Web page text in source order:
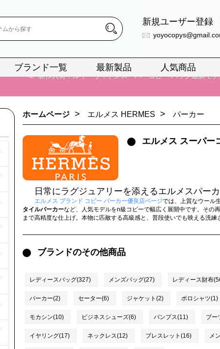
新規ユーザー登録
ブランド一覧 最新製品 人気商品
📢 当店は正真正銘のn級スーパーコピーのみ取扱い。最高
2026春の新作続々更新中！期間中のご注文で
📢 新作入荷！ルイ・ヴィトンスーパーコピー バッグ最新モ
ホームページ > エルメス HERMES > パーカー
エルメス スーパー
日常にラグジュアリーを添えるエルメスパー
エルメス ブランド コピー パーカー優良店ページでは、上質なウール
タイルパーカーなど、人気モデルをn級コピーで幅広く展開中です。その
まで高精度な仕上げ。本物に匹敵する高級感と、普段使いでも映える洗練
ブランドのその他商品
レディースバッグ(327) メンズバッグ(27) レディース財布
パーカー(2) セーター(6) ジャケット(2) ポロシャツ(1)
モカシン(10) ビジネスシューズ(6) パンプス(11) ブー
イヤリング(17) ネックレス(12) ブレスレット(16) メ